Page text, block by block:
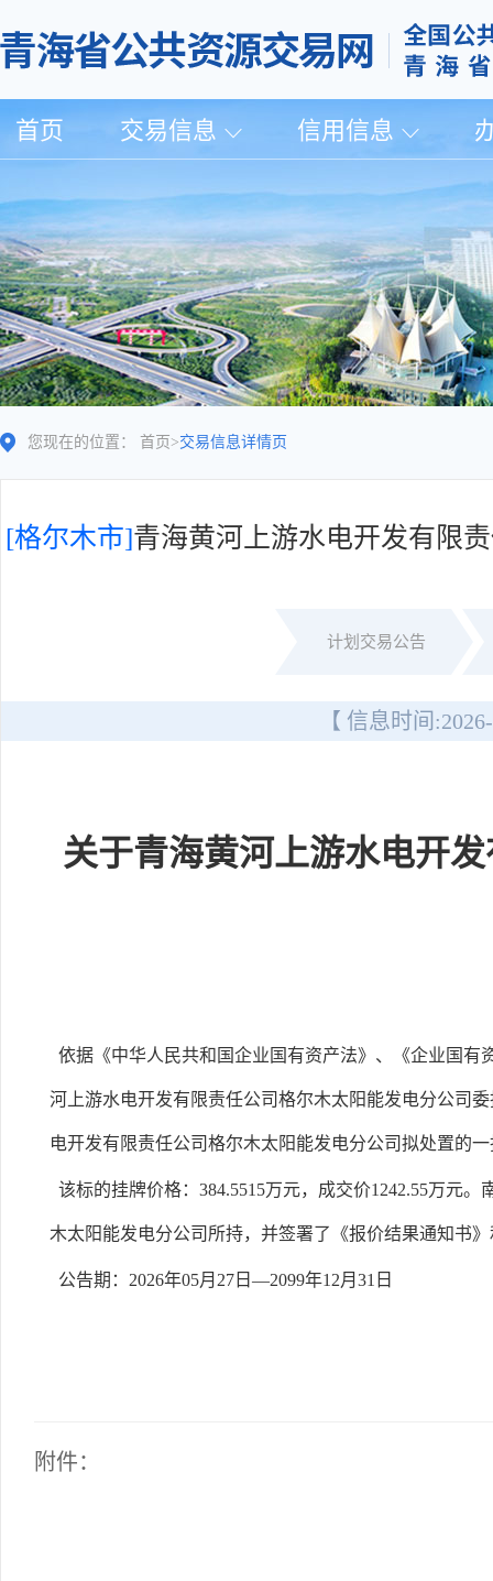
首页 交易信息 信用信息
您现在的位置： 首页 >交易信息详情页
[格尔木市]青海黄河上游水电开发有限
计划交易公告
【 信息时间:
关于青海黄河上游水电开
依据《中华人民共和国企业国有资产法》、《企业国
河上游水电开发有限责任公司格尔木太阳能发电分公司
电开发有限责任公司格尔木太阳能发电分公司拟处置的
该标的挂牌价格：384.5515万元，成交价1242.55万元
木太阳能发电分公司所持，并签署了《报价结果通知书
公告期：2026年05月27日—2099年12月31日
附件：